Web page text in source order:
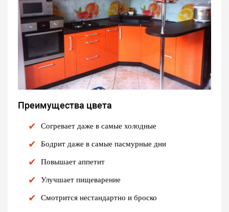
Преимущества цвета
Согревает даже в самые холодные
Бодрит даже в самые пасмурные дни
Повышает аппетит
Улучшает пищеварение
Смотрится нестандартно и броско